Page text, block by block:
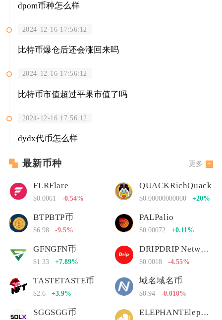
dpom币种怎么样
2024-12-16 17:56:12
比特币爆仓后还会涨回来吗
2024-12-16 17:56:12
比特币市值超过平果市值了吗
2024-12-16 17:56:12
dydx代币怎么样
最新币种 更多
FLRFlare
$0.0061 -0.54%
QUACKRichQuack
$0.00000000000 +20%
BTPBTP币
$6.98 -9.5%
PALPalio
$0.00072 +0.11%
GFNGFN币
$1.33 +7.89%
DRIPDRIP Network
$0.0018 -4.55%
TASTETASTE币
$2.6 +3.9%
域名域名币
$0.94 -0.010%
SGGSGG币 ELEPHANTElephant Money